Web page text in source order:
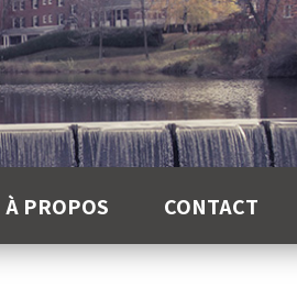
À PROPOS CONTACT